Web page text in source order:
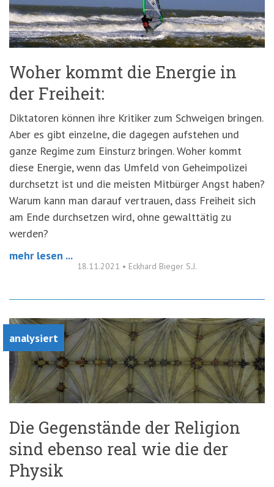
Woher kommt die Energie in
der Freiheit:
Diktatoren können ihre Kritiker zum Schweigen bringen.
Aber es gibt einzelne, die dagegen aufstehen und
ganze Regime zum Einsturz bringen. Woher kommt
diese Energie, wenn das Umfeld von Geheimpolizei
durchsetzt ist und die meisten Mitbürger Angst haben?
Warum kann man darauf vertrauen, dass Freiheit sich
am Ende durchsetzen wird, ohne gewalttätig zu
werden?
mehr lesen ...
18.11.2021 • Eckhard Bieger S.J.
analysiert
Die Gegenstände der Religion
sind ebenso real wie die der
Physik